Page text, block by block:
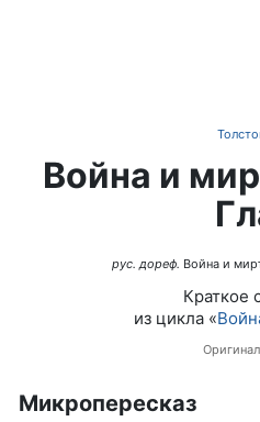
Война и
рус. дореф. Война и
Краткое
из цикла «
Микропересказ